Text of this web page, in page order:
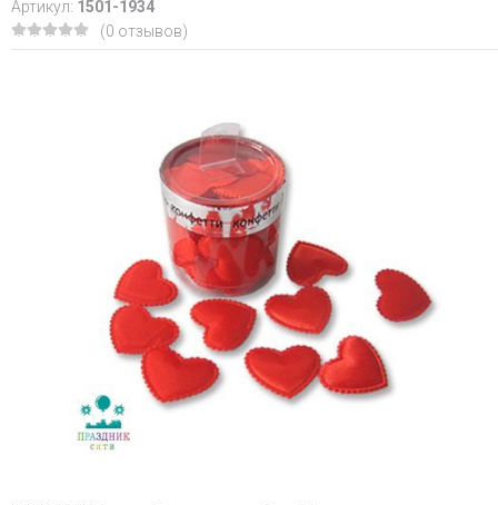
Артикул: 1501-1934
(0 отзывов)